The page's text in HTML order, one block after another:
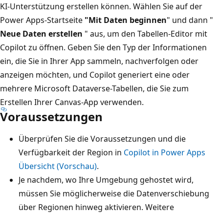
KI-Unterstützung erstellen können. Wählen Sie auf der
Power Apps-Startseite "Mit Daten beginnen" und dann "
Neue Daten erstellen " aus, um den Tabellen-Editor mit
Copilot zu öffnen. Geben Sie den Typ der Informationen
ein, die Sie in Ihrer App sammeln, nachverfolgen oder
anzeigen möchten, und Copilot generiert eine oder
mehrere Microsoft Dataverse-Tabellen, die Sie zum
Erstellen Ihrer Canvas-App verwenden.
Voraussetzungen
Überprüfen Sie die Voraussetzungen und die
Verfügbarkeit der Region in Copilot in Power Apps
Übersicht (Vorschau).
Je nachdem, wo Ihre Umgebung gehostet wird,
müssen Sie möglicherweise die Datenverschiebung
über Regionen hinweg aktivieren. Weitere